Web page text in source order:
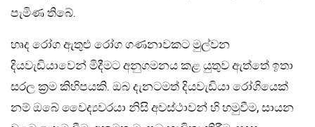
පැමිණ තිබේ.
හෘද රෝග ඇතුළු රෝග ගණනාවකට මුල්වන
දියවැඩියාවෙන් මිදීමට අනුගමනය කළ යුතුව ඇත්තේ ඉතා
සරල ක්‍රම කිහිපයකි. ඔබ දැනටමත් දියවැඩියා රෝගියෙක්
නම් ඔබේ වෛද්‍යවරයා නිසි අවස්ථාවන් හි හමුවීම, සායන